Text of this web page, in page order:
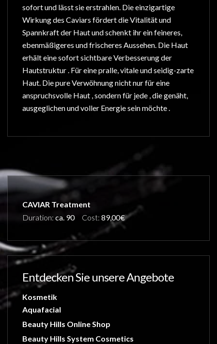
sofort und lässt sie erstrahlen. Die einzigartige
Wirkung des Caviars fördert die Vitalität und
Spannkraft der Haut und schenkt ihr ein feineres,
ebenmäßigeres und frischeres Aussehen. Die Haut
erhält eine sofort sichtbare Verbesserung der
Hautstruktur . Für eine pralle, vitale und seidig-zarte
Haut. Die pure Verwöhnung nicht nur für eine
anspruchsvolle Haut , sondern für jede , die genäht,
ausgeglichen und voller Energie sein möchte .
CAVIAR Treatment
Duration: ca. 90 Cost: 89,00€
Entdecken Sie unsere Angebote
Kosmetik
Aquafacial
Beauty Hills Online Shop
Beauty Hills System Cosmetics